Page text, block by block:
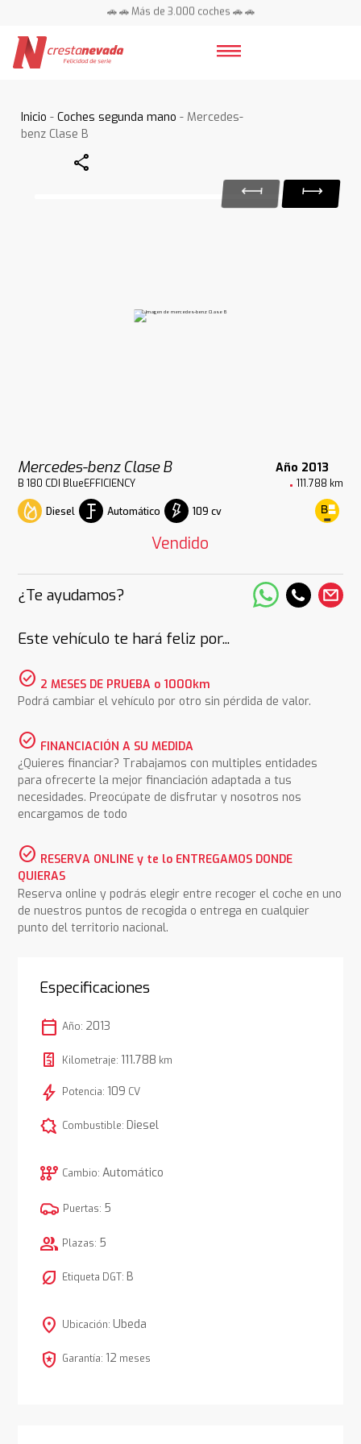
🚗 🚗 Más de 3.000 coches 🚗 🚗
Inicio -Coches segunda mano - Mercedes-
benz Clase B
Share
Mercedes-benz Clase B Año 2013
B 180 CDI BlueEFFICIENCY 111.788 km
Diesel Automático 109 cv
Vendido
¿Te ayudamos?
Este vehículo te hará feliz por...
check_circle 2 MESES DE PRUEBA o 1000km
Podrá cambiar el vehículo por otro sin pérdida de valor.
check_circle FINANCIACIÓN A SU MEDIDA
¿Quieres financiar? Trabajamos con multiples entidades
para ofrecerte la mejor financiación adaptada a tus
necesidades. Preocúpate de disfrutar y nosotros nos
encargamos de todo
check_circle RESERVA ONLINE y te lo ENTREGAMOS DONDE
QUIERAS
Reserva online y podrás elegir entre recoger el coche en uno
de nuestros puntos de recogida o entrega en cualquier
punto del territorio nacional.
Especificaciones
calendar_today Año: 2013
Kilometraje: 111.788 km
bolt Potencia: 109 CV
comic_bubble Combustible: Diesel
auto_transmission Cambio: Automático
Puertas: 5
group Plazas: 5
nest_eco_leaf Etiqueta DGT: B
location_on Ubicación: Ubeda
local_police Garantía: 12 meses